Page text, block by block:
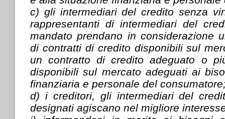
c) gli intermediari del credito senza
rappresentanti di intermediari del
mandato prendano in considerazione
di contratti di credito disponibili sul
un contratto di credito adeguato o
disponibili sul mercato adeguati ai
finanziaria e personale del
d) i creditori, gli intermediari del
designati agiscano nel migliore